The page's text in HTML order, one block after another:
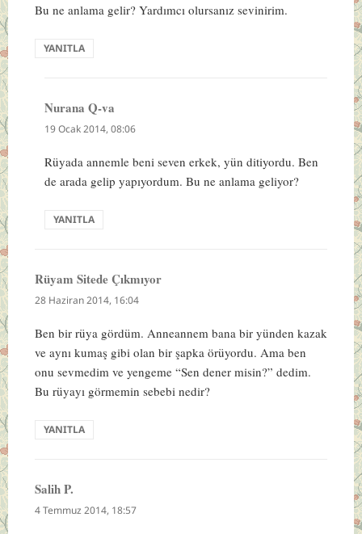
Bu ne anlama gelir? Yardımcı olursanız sevinirim.
YANITLA
Nurana Q-va
ki:
19 Ocak 2014, 08:06
Rüyada annemle beni seven erkek, yün ditiyordu. Ben
de arada gelip yapıyordum. Bu ne anlama geliyor?
YANITLA
Rüyam Sitede Çıkmıyordedi
28 Haziran 2014, 16:04
Ben bir rüya gördüm. Anneannem bana bir yünden kazak
ve aynı kumaş gibi olan bir şapka örüyordu. Ama ben
onu sevmedim ve yengeme “Sen dener misin?” dedim.
Bu rüyayı görmemin sebebi nedir?
YANITLA
Salih P.
ki:
4 Temmuz 2014, 18:57